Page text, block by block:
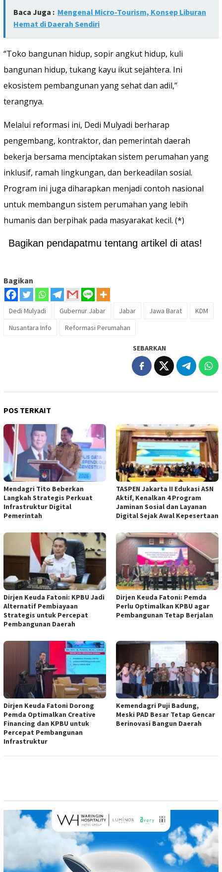
Baca Juga : Mengenal Micro-Tourism, Konsep Liburan
Hemat di Daerah Sendiri
“Toko bangunan hidup, sopir angkut hidup, kuli
bangunan hidup, tukang kayu ikut sejahtera. Ini
ekosistem pembangunan yang sehat dan adil,”
terangnya.
Melalui reformasi ini, Dedi Mulyadi berharap
pengembang, kontraktor, dan pemerintah daerah
bekerja bersama menciptakan sistem perumahan yang
inklusif, ramah lingkungan, dan berkeadilan sosial.
Program ini juga diharapkan menjadi contoh nasional
untuk membangun sistem perumahan yang lebih
humanis dan berpihak pada masyarakat kecil. (*)
Bagikan pendapatmu tentang artikel di atas!
Bagikan
Dedi Mulyadi Gubernur Jabar Jabar Jawa Barat
KDM
Nusantara Info
Reformasi Perumahan
SEBARKAN
POS TERKAIT
Mendagri Tito Beberkan
Langkah Strategis Perkuat
Infrastruktur Digital
Pemerintah
TASPEN Jakarta II Edukasi ASN
Aktif, Kenalkan 4 Program
Jaminan Sosial dan Layanan
Digital Sejak Awal Kepesertaan
Dirjen Keuda Fatoni: KPBU Jadi
Alternatif Pembiayaan
Strategis untuk Percepat
Pembangunan Daerah
Dirjen Keuda Fatoni: Pemda
Perlu Optimalkan KPBU agar
Pembangunan Tetap Berjalan
Dirjen Keuda Fatoni Dorong
Pemda Optimalkan Creative
Financing dan KPBU untuk
Percepat Pembangunan
Infrastruktur
Kemendagri Puji Badung,
Meski PAD Besar Tetap Gencar
Berinovasi Bangun Daerah